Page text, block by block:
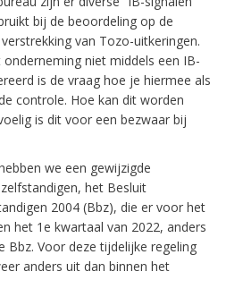
bij de beoordeling op de
van Tozo-uitkeringen.
niet middels een IB-
is de vraag hoe je hiermee als
controle. Hoe kan dit worden
is dit voor een bezwaar bij
we een gewijzigde
het Besluit
2004 (Bbz), die er voor het
het 1e kwartaal van 2022, anders
Bbz. Voor deze tijdelijke regeling
anders uit dan binnen het